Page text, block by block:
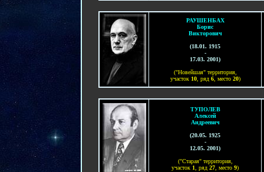
РАУШЕНБАХ
Борис
Викторович
(18.01. 1915
-
17.03. 2001)
("Новейшая" территория,
участок 10, ряд 6, место 20)
ТУПОЛЕВ
Алексей
Андреевич
(20.05. 1925
-
12.05. 2001)
("Старая" территория,
участок 1, ряд 27, место 9)